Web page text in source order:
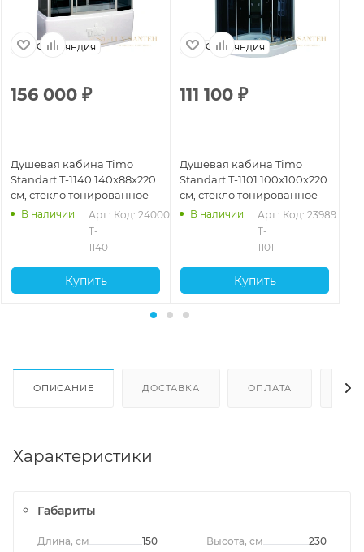
Финляндия
156 000 ₽
Душевая кабина Timo
Standart T-1140 140x88x220
см, стекло тонированное
В наличии
Арт.:
T-
1140
Код: 24000
Купить
Финляндия
111 100 ₽
Душевая кабина Timo
Standart T-1101 100x100x220
см, стекло тонированное
В наличии
Арт.:
T-
1101
Код: 23989
Купить
ОПИСАНИЕ ДОСТАВКА ОПЛАТА
Характеристики
Габариты
Длина, см 150 Высота, см 230